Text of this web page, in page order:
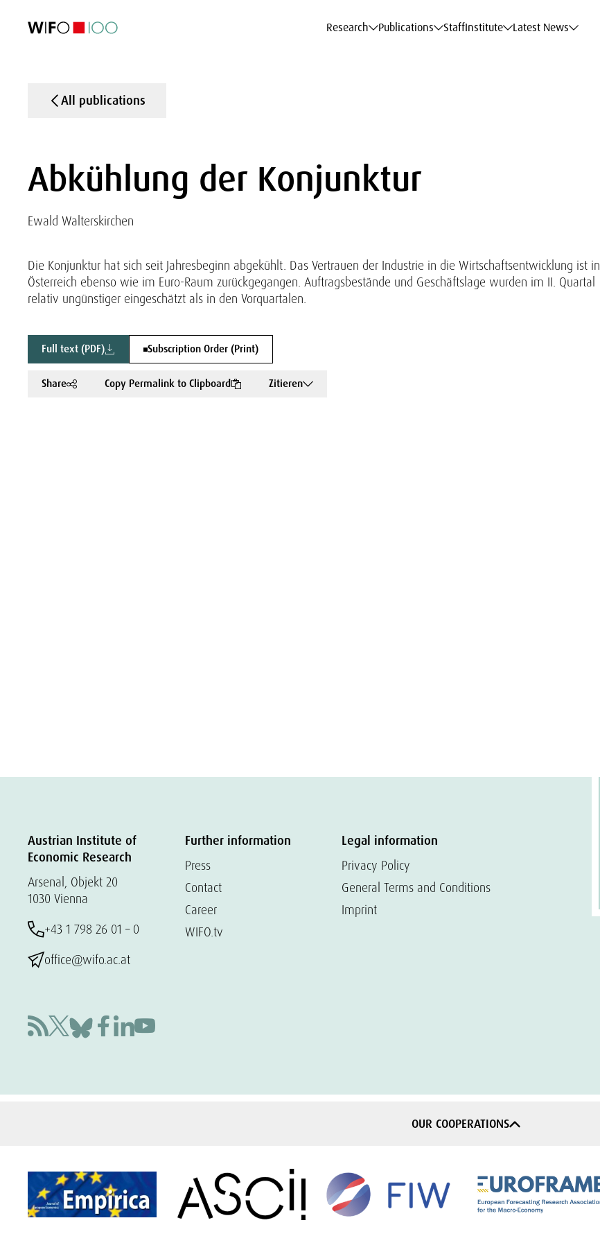
Research Publications StaffInstitute Latest News
All publications
Abkühlung der Konjunktur
Ewald Walterskirchen
Die Konjunktur hat sich seit Jahresbeginn abgekühlt. Das Vertrauen der Industrie in die Wirtschaftsentwicklung ist in
Österreich ebenso wie im Euro-Raum zurückgegangen. Auftragsbestände und Geschäftslage wurden im II. Quartal
relativ ungünstiger eingeschätzt als in den Vorquartalen.
Full text (PDF) Subscription Order (Print)
Share Copy Permalink to Clipboard Zitieren
Austrian Institute of
Economic Research
Arsenal, Objekt 20
1030 Vienna
+43 1 798 26 01 – 0
office@wifo.ac.at
Further information
Press
Contact
Career
WIFO.tv
Legal information
Privacy Policy
General Terms and Conditions
Imprint
OUR COOPERATIONS